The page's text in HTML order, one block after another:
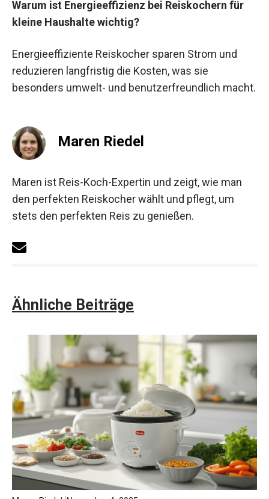
Warum ist Energieeffizienz bei Reiskochern für
kleine Haushalte wichtig?
Energieeffiziente Reiskocher sparen Strom und
reduzieren langfristig die Kosten, was sie
besonders umwelt- und benutzerfreundlich macht.
Maren Riedel
Maren ist Reis-Koch-Expertin und zeigt, wie man
den perfekten Reiskocher wählt und pflegt, um
stets den perfekten Reis zu genießen.
Ähnliche Beiträge